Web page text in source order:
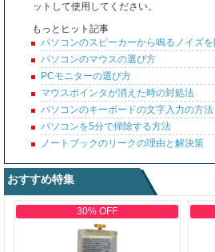
ットして使用してください。
もっとヒット記事
パソコンのスピーカーから鳴るノイズ
パソコンのマウスの選び方
PCモニターの選び方
マウスポインタが消えた時の対処法
パソコンのキーボードの文字入力の方法
パソコンを5分で掃除する方法
ノートブックのリークの理由と解決策
おすすめ特集
30% OFF